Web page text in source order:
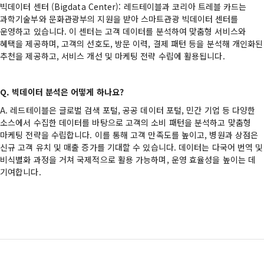
빅데이터 센터 (Bigdata Center): 레드테이블과 코리아 트레블 카드는
과학기술부와 문화관광부의 지원을 받아 스마트관광 빅데이터 센터를
운영하고 있습니다. 이 센터는 고객 데이터를 분석하여 맞춤형 서비스와
혜택을 제공하며, 고객의 선호도, 방문 이력, 결제 패턴 등을 분석해 개인화된
추천을 제공하고, 서비스 개선 및 마케팅 전략 수립에 활용됩니다.
Q. 빅데이터 분석은 어떻게 하나요?
A. 레드테이블은 글로벌 검색 포털, 공공 데이터 포털, 민간 기업 등 다양한
소스에서 수집한 데이터를 바탕으로 고객의 소비 패턴을 분석하고 맞춤형
마케팅 전략을 수립합니다. 이를 통해 고객 만족도를 높이고, 병원과 상점은
신규 고객 유치 및 매출 증가를 기대할 수 있습니다. 데이터는 다국어 번역 및
비식별화 과정을 거쳐 국제적으로 활용 가능하며, 운영 효율성을 높이는 데
기여합니다.